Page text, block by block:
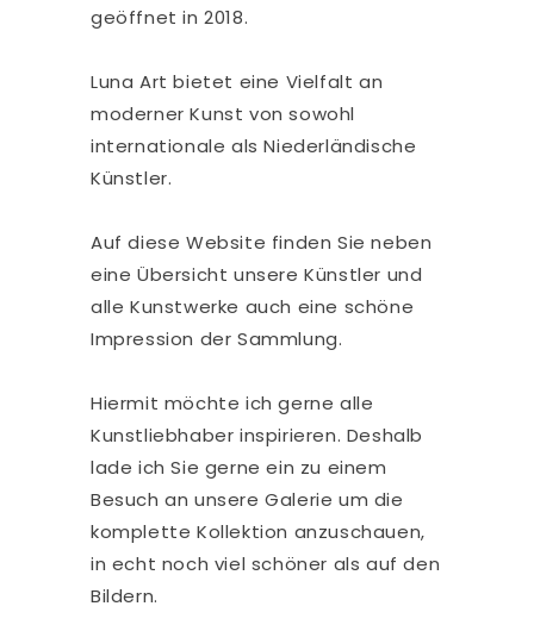
geöffnet in 2018.
Luna Art bietet eine Vielfalt an
moderner Kunst von sowohl
internationale als Niederländische
Künstler.
Auf diese Website finden Sie neben
eine Übersicht unsere Künstler und
alle Kunstwerke auch eine schöne
Impression der Sammlung.
Hiermit möchte ich gerne alle
Kunstliebhaber inspirieren. Deshalb
lade ich Sie gerne ein zu einem
Besuch an unsere Galerie um die
komplette Kollektion anzuschauen,
in echt noch viel schöner als auf den
Bildern.